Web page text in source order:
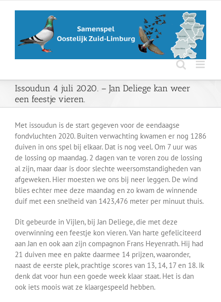
Issoudun 4 juli 2020. – Jan Deliege kan weer
een feestje vieren.
Met issoudun is de start gegeven voor de eendaagse
fondvluchten 2020. Buiten verwachting kwamen er nog 1286
duiven in ons spel bij elkaar. Dat is nog veel. Om 7 uur was
de lossing op maandag. 2 dagen van te voren zou de lossing
al zijn, maar daar is door slechte weersomstandigheden van
afgeweken. Hier moesten we ons bij neer leggen. De wind
blies echter mee deze maandag en zo kwam de winnende
duif met een snelheid van 1423,476 meter per minuut thuis.
Dit gebeurde in Vijlen, bij Jan Deliege, die met deze
overwinning een feestje kon vieren. Van harte gefeliciteerd
aan Jan en ook aan zijn compagnon Frans Heyenrath. Hij had
21 duiven mee en pakte daarmee 14 prijzen, waaronder,
naast de eerste plek, prachtige scores van 13, 14, 17 en 18. Ik
denk dat voor hun een goede week klaar staat. Het is dan
ook iets moois wat ze klaargespeeld hebben.